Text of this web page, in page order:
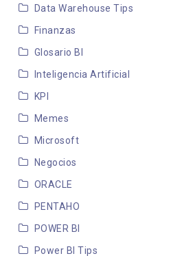
Data Warehouse Tips
Finanzas
Glosario BI
Inteligencia Artificial
KPI
Memes
Microsoft
Negocios
ORACLE
PENTAHO
POWER BI
Power BI Tips